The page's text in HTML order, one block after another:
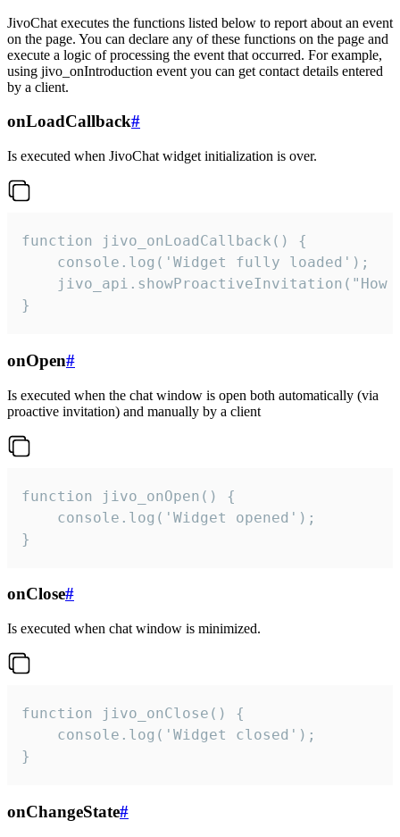
JivoChat executes the functions listed below to report about an event
on the page. You can declare any of these functions on the page and
execute a logic of processing the event that occurred. For example,
using jivo_onIntroduction event you can get contact details entered
by a client.
onLoadCallback#
Is executed when JivoChat widget initialization is over.
function jivo_onLoadCallback() {
    console.log('Widget fully loaded');
jivo_api.showProactiveInvitation("How
}
onOpen#
Is executed when the chat window is open both automatically (via
proactive invitation) and manually by a client
function jivo_onOpen() {
    console.log('Widget opened');
}
onClose#
Is executed when chat window is minimized.
function jivo_onClose() {
    console.log('Widget closed');
}
onChangeState#